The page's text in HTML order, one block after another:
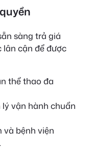
sàng trả giá
lân cận để được
thể thao đa
vận hành chuẩn
bệnh viện